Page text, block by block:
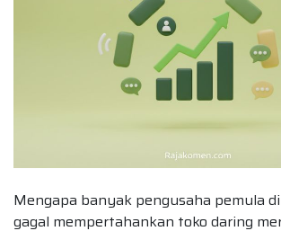
Mengapa banyak pengusaha pemula
gagal mempertahankan toko daring